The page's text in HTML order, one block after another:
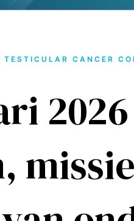
TESTICULAR CANCER